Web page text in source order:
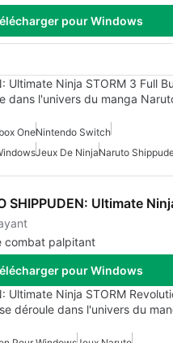
pour Windows
Ultimate Ninja STORM 3 Full
dans l'univers du manga
OneNintendo Switch
Jeux De NinjaNaruto
combat palpitant
pour Windows
Ultimate Ninja STORM
déroule dans l'univers du